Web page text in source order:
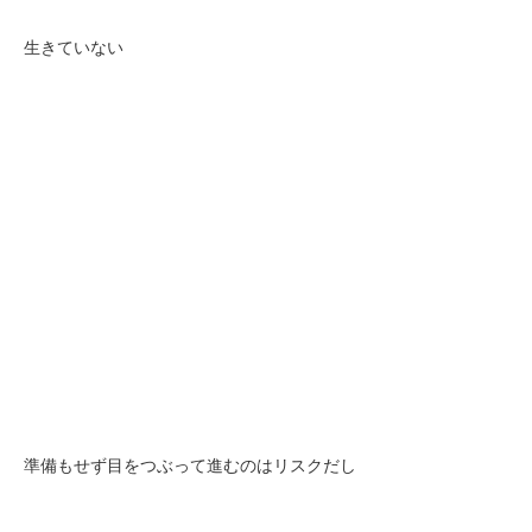
生きていない
準備もせず目をつぶって進むのはリスクだし